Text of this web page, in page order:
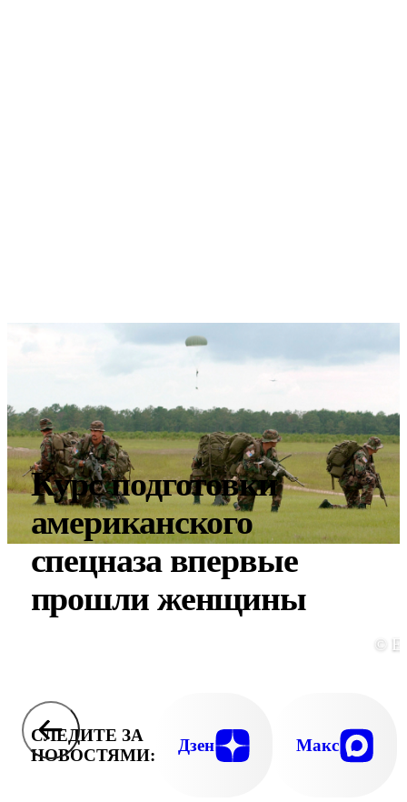
Курс подготовки
американского
спецназа впервые
прошли женщины
©
СЛЕДИТЕ ЗА
НОВОСТЯМИ:
Дзен Макс